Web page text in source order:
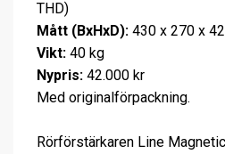
THD)
Mått (BxHxD): 430 x 270 x
Vikt: 40 kg
Nypris: 42.000 kr
Med originalförpackning.
Rörförstärkaren Line